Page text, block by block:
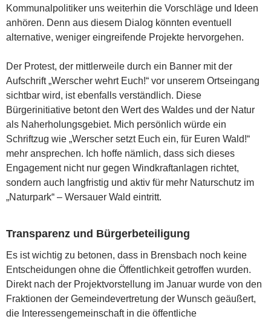
Kommunalpolitiker uns weiterhin die Vorschläge und Ideen
anhören. Denn aus diesem Dialog könnten eventuell
alternative, weniger eingreifende Projekte hervorgehen.
Der Protest, der mittlerweile durch ein Banner mit der
Aufschrift „Werscher wehrt Euch!“ vor unserem Ortseingang
sichtbar wird, ist ebenfalls verständlich. Diese
Bürgerinitiative betont den Wert des Waldes und der Natur
als Naherholungsgebiet. Mich persönlich würde ein
Schriftzug wie „Werscher setzt Euch ein, für Euren Wald!“
mehr ansprechen. Ich hoffe nämlich, dass sich dieses
Engagement nicht nur gegen Windkraftanlagen richtet,
sondern auch langfristig und aktiv für mehr Naturschutz im
„Naturpark“ – Wersauer Wald eintritt.
Transparenz und Bürgerbeteiligung
Es ist wichtig zu betonen, dass in Brensbach noch keine
Entscheidungen ohne die Öffentlichkeit getroffen wurden.
Direkt nach der Projektvorstellung im Januar wurde von den
Fraktionen der Gemeindevertretung der Wunsch geäußert,
die Interessengemeinschaft in die öffentliche